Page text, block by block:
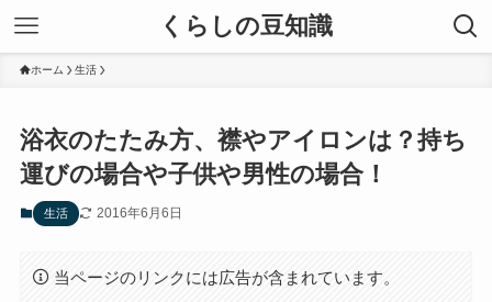
くらしの豆知識
ホーム 生活
浴衣のたたみ方、襟やアイロンは？持ち
運びの場合や子供や男性の場合！
生活 2016年6月6日
当ページのリンクには広告が含まれています。